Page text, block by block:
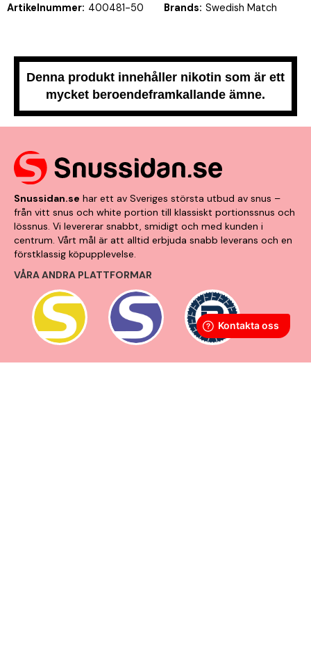
Artikelnummer: 400481-50 Brands: Swedish Match
Denna produkt innehåller nikotin som är ett
mycket beroendeframkallande ämne.
Snussidan.se har ett av Sveriges största utbud av snus –
från vitt snus och white portion till klassiskt portionssnus och
lössnus. Vi levererar snabbt, smidigt och med kunden i
centrum. Vårt mål är att alltid erbjuda snabb leverans och en
förstklassig köpupplevelse.
VÅRA ANDRA PLATTFORMAR